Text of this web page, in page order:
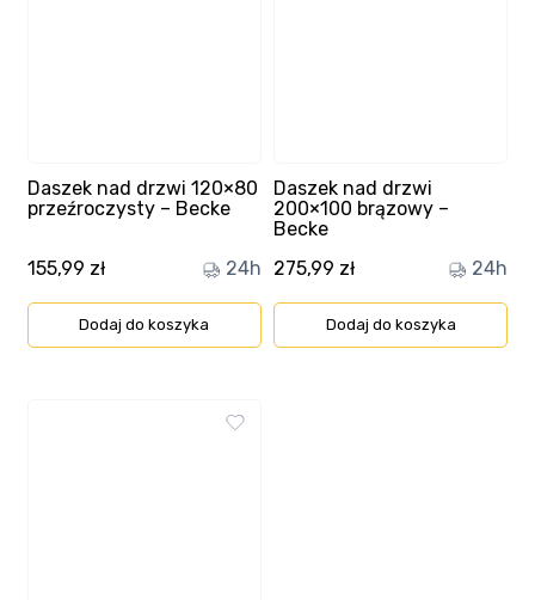
Daszek nad drzwi 120×80
przeźroczysty – Becke
155,99 zł 24h
Dodaj do koszyka
Daszek nad drzwi
200×100 brązowy –
Becke
275,99 zł 24h
Dodaj do koszyka